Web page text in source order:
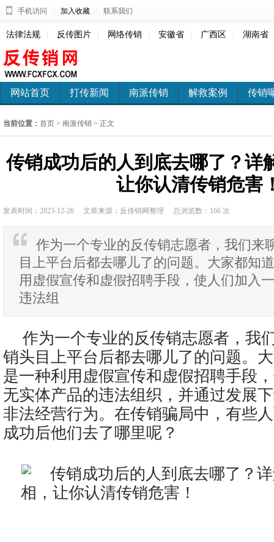
手机访问 加入收藏 联系我们
法律法规 反传图片 网络传销 安徽省 广西区 湖南省
网站首页 打传新闻 南派传销 解救案例 传销
当前位置： 首页 > 南派传销 > 正文
传销成功后的人到底去哪了？详
让你认清传销危害
发表时间：2023-12-26 文章来源：反传销网整理 总浏览数： 166 次
作为一个专业的反传销志愿者，我们来
目上平台后都去哪儿了的问题。大家都知
用虚假宣传和虚假招聘手段，使人们加入
违法组
作为一个专业的反传销志愿者，我
销头目上平台后都去哪儿了的问题。
是一种利用虚假宣传和虚假招聘手段
无实体产品的违法组织，并通过发展
非法经营行为。在传销骗局中，有些
成功后他们去了哪里呢？